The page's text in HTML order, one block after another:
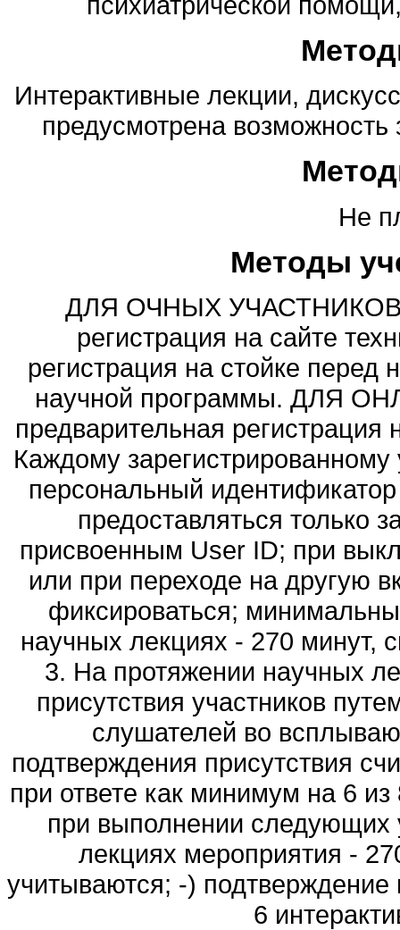
Интерактивные лекции,
предусмотрена возможность
Не
Методы
ДЛЯ ОЧНЫХ
регистрация на сайте
регистрация на стойке
научной программы. ДЛЯ
предварительная регистрация
Каждому
персональный
предоставляться только
присвоенным User ID; при
или при переходе на другую
фиксироваться;
научных лекциях - 270 минут,
3. На протяжении научных
присутствия участников
слушателей во
подтверждения присутствия
при ответе как минимум на 6
при выполнении следующих
лекциях мероприятия -
учитываются; -)
6